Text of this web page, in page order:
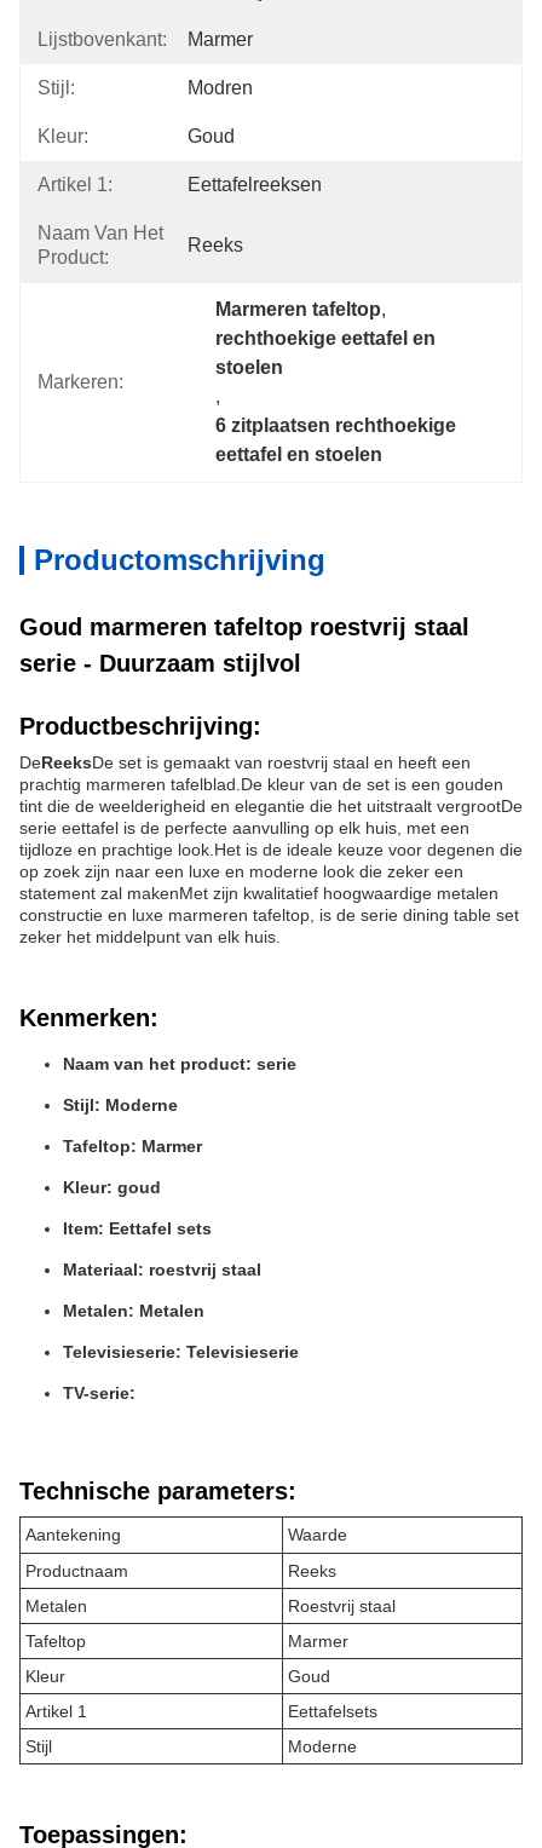
Lijstbovenkant: Marmer
Stijl: Modren
Kleur: Goud
Artikel 1: Eettafelreeksen
Naam Van Het
Product:
Reeks
Markeren:
Marmeren tafeltop,
rechthoekige eettafel en
stoelen
,
6 zitplaatsen rechthoekige
eettafel en stoelen
Productomschrijving
Goud marmeren tafeltop roestvrij staal
serie - Duurzaam stijlvol
Productbeschrijving:
DeReeksDe set is gemaakt van roestvrij staal en heeft een
prachtig marmeren tafelblad.De kleur van de set is een gouden
tint die de weelderigheid en elegantie die het uitstraalt vergrootDe
serie eettafel is de perfecte aanvulling op elk huis, met een
tijdloze en prachtige look.Het is de ideale keuze voor degenen die
op zoek zijn naar een luxe en moderne look die zeker een
statement zal makenMet zijn kwalitatief hoogwaardige metalen
constructie en luxe marmeren tafeltop, is de serie dining table set
zeker het middelpunt van elk huis.
Kenmerken:
Naam van het product: serie
Stijl: Moderne
Tafeltop: Marmer
Kleur: goud
Item: Eettafel sets
Materiaal: roestvrij staal
Metalen: Metalen
Televisieserie: Televisieserie
TV-serie:
Technische parameters:
Aantekening
Waarde
Productnaam
Reeks
Metalen
Roestvrij staal
Tafeltop
Marmer
Kleur
Goud
Artikel 1
Eettafelsets
Stijl
Moderne
Toepassingen: